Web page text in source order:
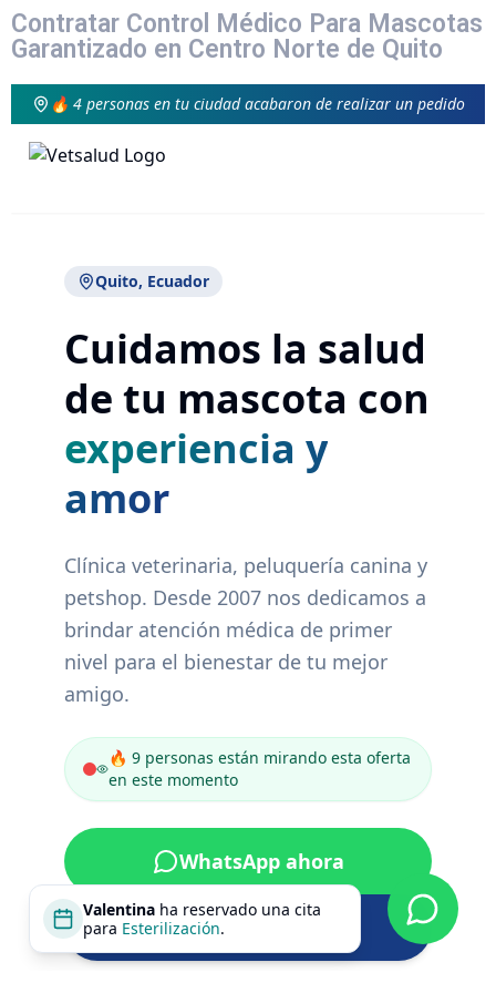
Contratar Control Médico Para Mascotas
Garantizado en Centro Norte de Quito